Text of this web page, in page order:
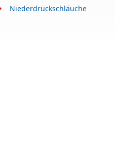
Niederdruckschläuche